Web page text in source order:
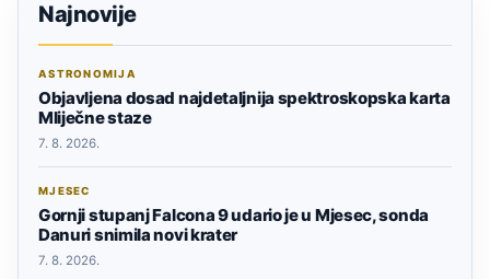
Najnovije
ASTRONOMIJA
Objavljena dosad najdetaljnija spektroskopska karta
Mliječne staze
7. 8. 2026.
MJESEC
Gornji stupanj Falcona 9 udario je u Mjesec, sonda
Danuri snimila novi krater
7. 8. 2026.